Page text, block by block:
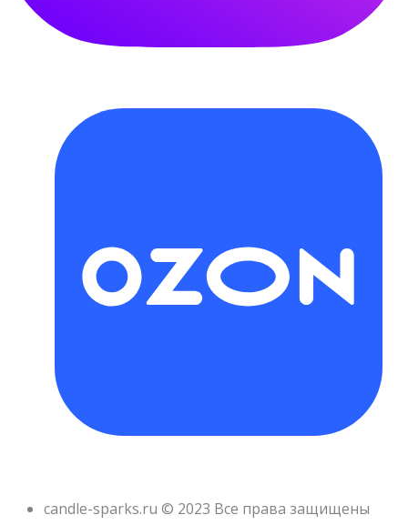
candle-sparks.ru © 2023 Все права защищены